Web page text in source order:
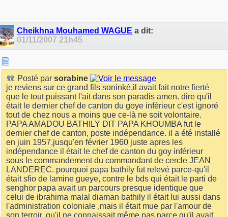
Cheikhna Mouhamed WAGUE a dit:
01/11/200721h45
Posté par sorabine
je reviens sur ce grand fils soninké,il avait fait notre fierté
que le tout puissant l'ait dans son paradis amen. dire qu'il
était le dernier chef de canton du goye inférieur c'est ignoré
tout de chez nous a moins que ce-là ne soit volontaire.
PAPA AMADOU BATHILY DIT PAPA KHOUMBA fut le
dernier chef de canton, poste indépendance. il a été installé
en juin 1957.jusqu'en février 1960 juste apres les
indépendance il était le chef de canton du goy inférieur
sous le commandement du commandant de cercle JEAN
LANDEREC. pourquoi papa bathily fut relevé parce-qu'il
était sfio de lamine gueye, contre le bds qui était le parti de
senghor papa avait un parcours presque identique que
celui de ibrahima malal diaman bathily il était lui aussi dans
l'administration coloniale ,mais il était mue par l'amour de